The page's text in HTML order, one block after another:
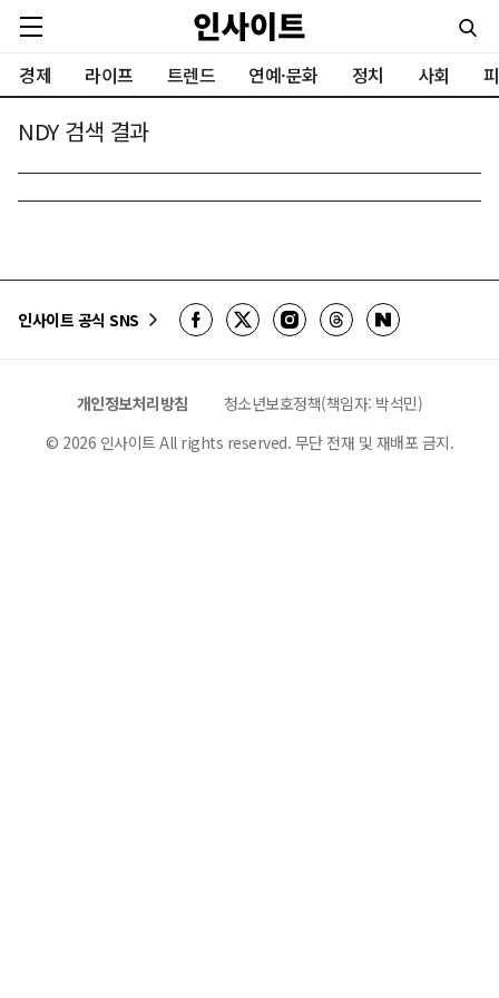
경제 라이프 트렌드 연예·문화 정치 사회
NDY 검색 결과
인사이트 공식 SNS
개인정보처리방침
청소년보호정책(책임자: 박석민)
© 2026 인사이트 All rights reserved. 무단 전재 및 재배포 금지.